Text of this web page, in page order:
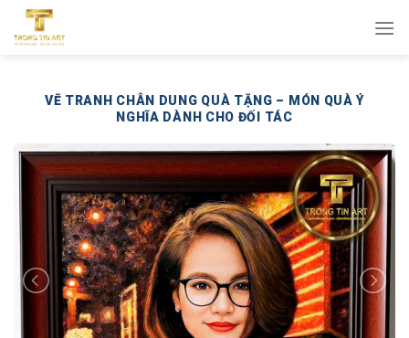
qua
VẼ TRANH CHÂN DUNG QUÀ TẶNG – MÓN QUÀ Ý
NGHĨA DÀNH CHO ĐỐI TÁC